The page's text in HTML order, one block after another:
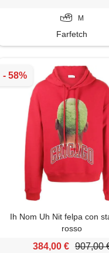
M
Farfetch
Ih Nom Uh Nit felpa con
rosso
384,00 € 907,00